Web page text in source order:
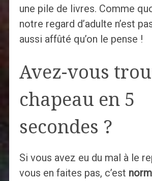
une pile de livres. Comme
notre regard d’adulte n’est
aussi affûté qu’on le pense !
Avez-vous
chapeau en 5
secondes ?
Si vous avez eu du mal à le
vous en faites pas, c’est